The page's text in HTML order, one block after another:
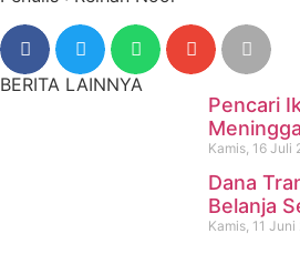
BERITA LAINNYA
Pencari
Kamis, 16 Juli
Dana
Belanja
Kamis, 11
Pencari Ikan